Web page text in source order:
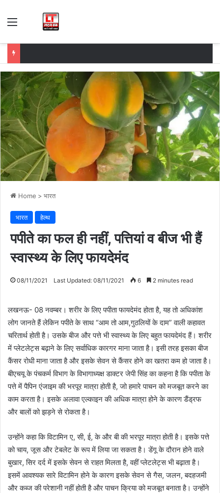
Menu
Home > भारत
भारत हेल्थ
पपीते का फल ही नहीं, पत्तियां व बीज भी हैं
स्वास्थ्य के लिए फायदेमंद
08/11/2021 Last Updated: 08/11/2021 6 2 minutes read
लखनऊ- 08 नवम्बर। शरीर के लिए पपीता फायदेमंद होता है, यह तो अधिकांश
लोग जानते हैं लेकिन पपीते के साथ “आम तो आम,गुठलियों के दाम” वाली कहावत
चरितार्थ होती है। उसके बीज और पत्ते भी स्वास्थ्य के लिए बहुत फायदेमंद हैं। शरीर
में प्लेटलेट्स बढ़ाने के लिए सर्वाधिक कारगर माना जाता है। इसी तरह इसका बीज
कैंसर रोधी माना जाता है और इसके सेवन से कैंसर होने का खतरा कम हो जाता है।
बीएचयू के पंचकर्म विभाग के विभागाध्यक्ष डाक्टर जेपी सिंह का कहना है कि पपीता के
पत्ते में पैपिन एंजाइम की भरपूर मात्रा होती है, जो हमारे पाचन को मजबूत करने का
काम करता है। इसके अलावा एल्काइन की अधिक मात्रा होने के कारण डैंड्रफ
और बालों को झड़ने से रोकता है।
उन्होंने कहा कि विटामिन ए, सी, ई, के और बी की भरपूर मात्रा होती है। इसके पत्ते
को चाय, जूस और टेबलेट के रूप में लिया जा सकता है। डेंगू के दौरान होने वाले
बुखार, सिर दर्द में इसके सेवन से राहत मिलता है, वहीं प्लेटलेट्स भी बढ़ाता है।
इसमें आवश्यक सारे विटामिन होने के कारण इसके सेवन से गैस, जलन, बदहजमी
और कब्ज की परेशानी नहीं होती है और पाचन क्रिया को मजबूत बनाता है। उन्होंने